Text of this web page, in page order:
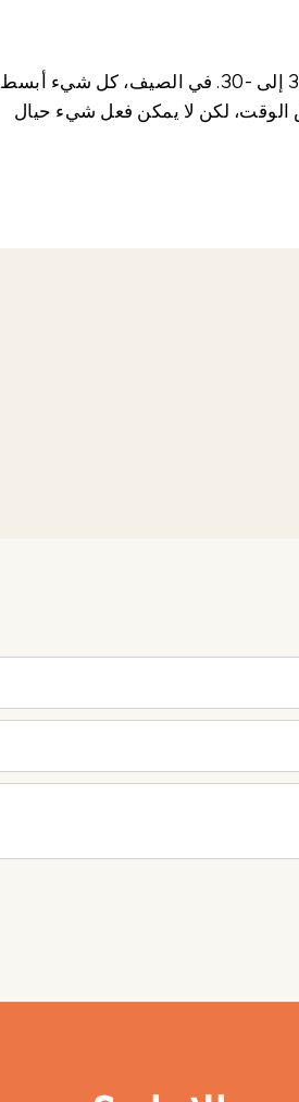
التكيف ضروري للأطفال في الشتاء عند الانتقال من -2 إلى +30، ثم من +30 إلى -30. في الصيف، كل شيء أبسط
الوقت، لكن لا يمكن فعل شيء حيال